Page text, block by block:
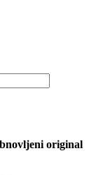
original